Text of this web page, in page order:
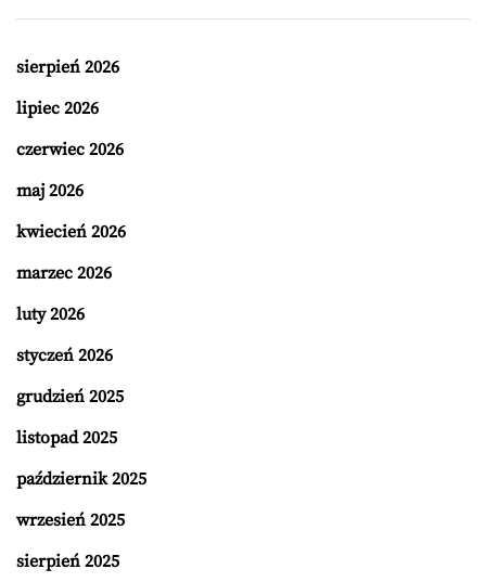
sierpień 2026
lipiec 2026
czerwiec 2026
maj 2026
kwiecień 2026
marzec 2026
luty 2026
styczeń 2026
grudzień 2025
listopad 2025
październik 2025
wrzesień 2025
sierpień 2025